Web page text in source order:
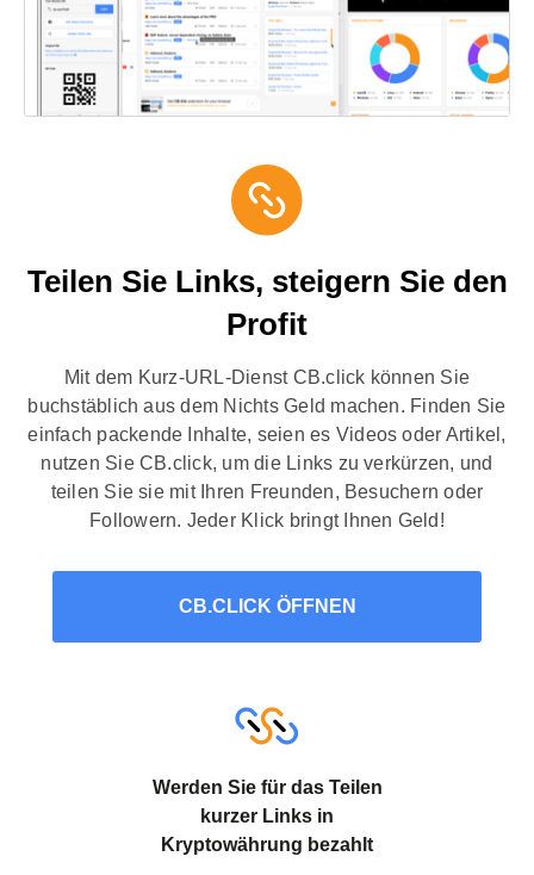
Teilen Sie Links, steigern Sie den
Profit
Mit dem Kurz-URL-Dienst CB.click können Sie
buchstäblich aus dem Nichts Geld machen. Finden Sie
einfach packende Inhalte, seien es Videos oder Artikel,
nutzen Sie CB.click, um die Links zu verkürzen, und
teilen Sie sie mit Ihren Freunden, Besuchern oder
Followern. Jeder Klick bringt Ihnen Geld!
CB.CLICK ÖFFNEN
Werden Sie für das Teilen
kurzer Links in
Kryptowährung bezahlt